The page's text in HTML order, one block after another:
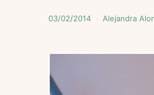
03/02/2014 Alejandra